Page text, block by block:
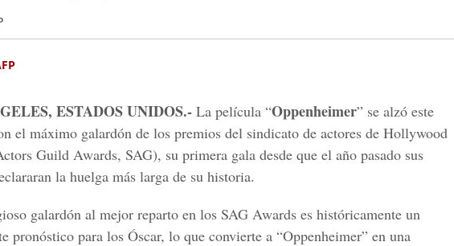
ESTADOS UNIDOS.- La película “Oppenheimer” se alzó este
el máximo galardón de los premios del sindicato de actores de Hollywood
Guild Awards, SAG), su primera gala desde que el año pasado sus
la huelga más larga de su historia.
galardón al mejor reparto en los SAG Awards es históricamente un
pronóstico para los Óscar, lo que convierte a “Oppenheimer” en una